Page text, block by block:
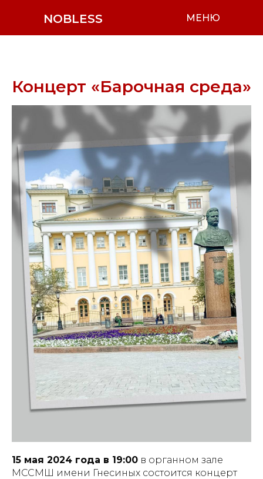
NOBLESS МЕНЮ
Концерт «Барочная среда»
15 мая 2024 года в 19:00 в органном зале
МССМШ имени Гнесиных состоится концерт